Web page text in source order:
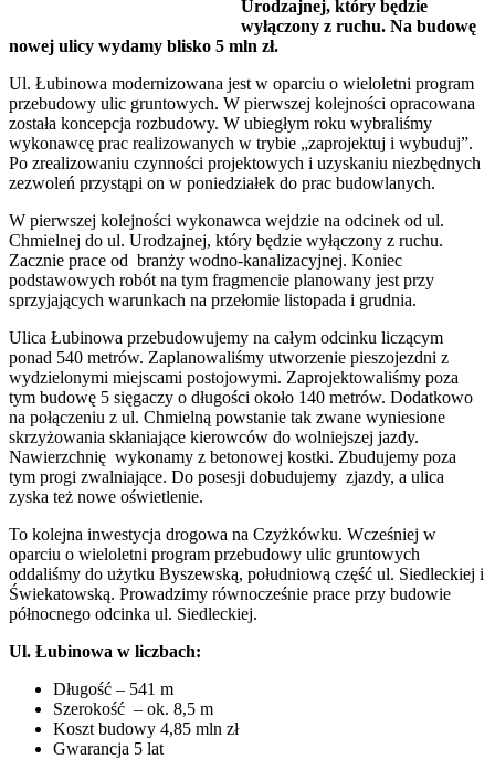
Urodzajnej, który będzie
wyłączony z ruchu. Na budowę
nowej ulicy wydamy blisko 5 mln zł.
Ul. Łubinowa modernizowana jest w oparciu o wieloletni program
przebudowy ulic gruntowych. W pierwszej kolejności opracowana
została koncepcja rozbudowy. W ubiegłym roku wybraliśmy
wykonawcę prac realizowanych w trybie „zaprojektuj i wybuduj”.
Po zrealizowaniu czynności projektowych i uzyskaniu niezbędnych
zezwoleń przystąpi on w poniedziałek do prac budowlanych.
W pierwszej kolejności wykonawca wejdzie na odcinek od ul.
Chmielnej do ul. Urodzajnej, który będzie wyłączony z ruchu.
Zacznie prace od branży wodno-kanalizacyjnej. Koniec
podstawowych robót na tym fragmencie planowany jest przy
sprzyjających warunkach na przełomie listopada i grudnia.
Ulica Łubinowa przebudowujemy na całym odcinku liczącym
ponad 540 metrów. Zaplanowaliśmy utworzenie pieszojezdni z
wydzielonymi miejscami postojowymi. Zaprojektowaliśmy poza
tym budowę 5 sięgaczy o długości około 140 metrów. Dodatkowo
na połączeniu z ul. Chmielną powstanie tak zwane wyniesione
skrzyżowania skłaniające kierowców do wolniejszej jazdy.
Nawierzchnię wykonamy z betonowej kostki. Zbudujemy poza
tym progi zwalniające. Do posesji dobudujemy zjazdy, a ulica
zyska też nowe oświetlenie.
To kolejna inwestycja drogowa na Czyżkówku. Wcześniej w
oparciu o wieloletni program przebudowy ulic gruntowych
oddaliśmy do użytku Byszewską, południową część ul. Siedleckiej i
Świekatowską. Prowadzimy równocześnie prace przy budowie
północnego odcinka ul. Siedleckiej.
Ul. Łubinowa w liczbach:
Długość – 541 m
Szerokość – ok. 8,5 m
Koszt budowy 4,85 mln zł
Gwarancja 5 lat